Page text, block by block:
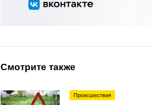
Смотрите также
Происшествия